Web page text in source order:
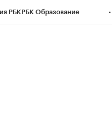
РБКРБК Образование